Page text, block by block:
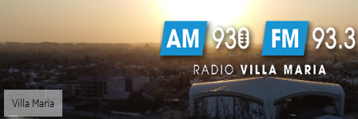
Villa María